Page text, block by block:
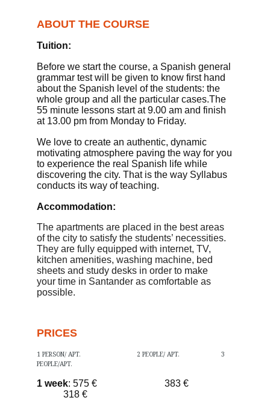
ABOUT THE COURSE
Tuition:
Before we start the course, aSpanish general
grammar testwill be given to know first hand
aboutthe Spanish level of the students: the
whole group and all the particular cases.The
55 minutelessons start at 9.00 am and finish
at 13.00 pm from Monday to Friday.
We love to create an authentic, dynamic
motivating atmosphere paving the way for you
to experience the real Spanish life while
discovering the city. That is the waySyllabus
conducts itsway of teaching.
Accommodation:
The apartments are placed in the best areas
of the city to satisfy the students’ necessities.
They are fully equipped with internet, TV,
kitchen amenities, washing machine, bed
sheets and study desksin order to make
your time in Santander as comfortable as
possible.
PRICES
1 PERSON/ APT. 2 PEOPLE/ APT. 3
PEOPLE/APT.
1 week: 575 € 383 €
318 €